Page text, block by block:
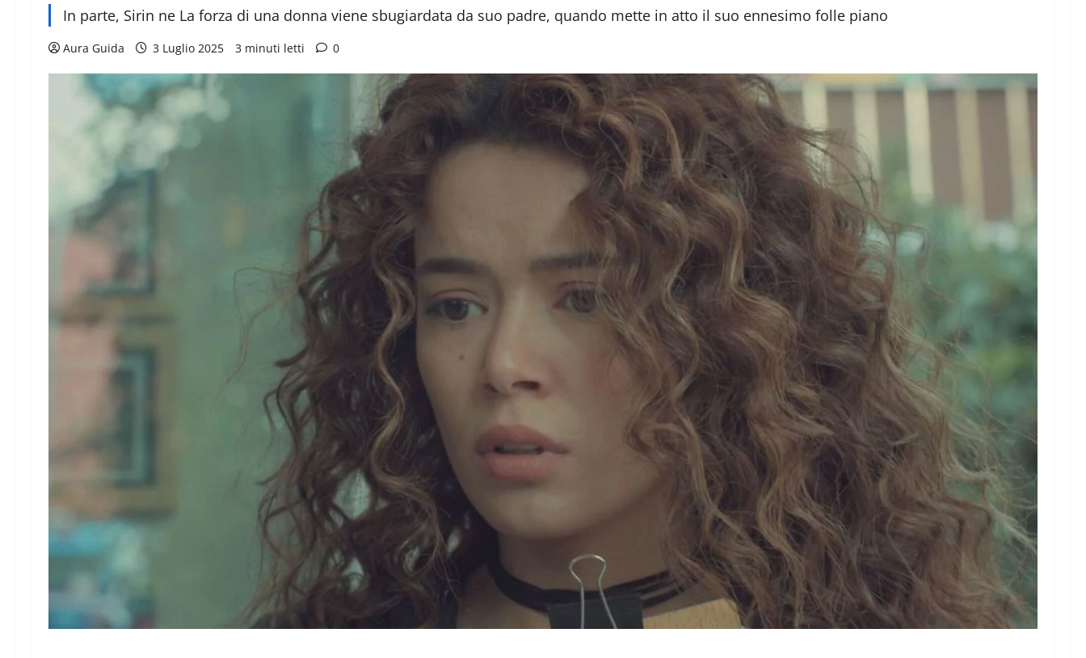
In parte, Sirin ne La forza di una donna viene sbugiardata da suo padre, quando mette in atto il suo ennesimo folle piano
Aura Guida 3 Luglio 2025 3 minuti letti 0